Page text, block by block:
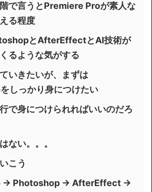
で言うとPremiere Proが素人な
る程度
とAfterEffectとAI技術が
るような気がする
いきたいが、まずは
しっかり身につけたい
で身につけられればいいのだろ
ない。。。
こう
→ Photoshop → AfterEffect →